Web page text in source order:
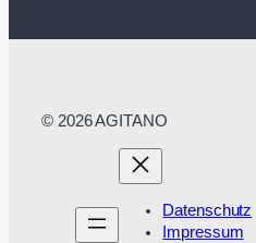
© 2026 AGITANO
Datenschutz
Impressum